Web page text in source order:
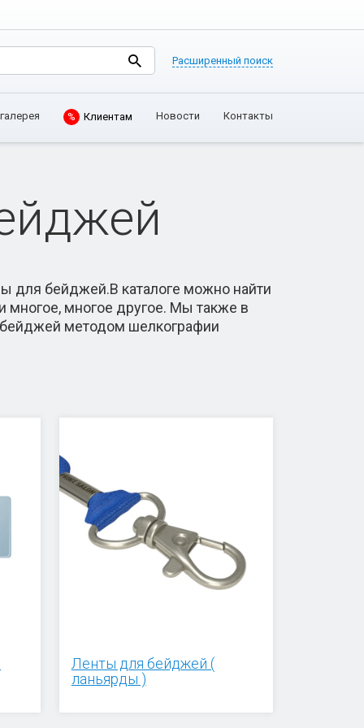
Расширенный поиск
% Клиентам Новости Контакты
для бейджей.В каталоге можно найти
многое другое. Мы также в
методом шелкографии
Ленты для бейджей (
ланьярды )